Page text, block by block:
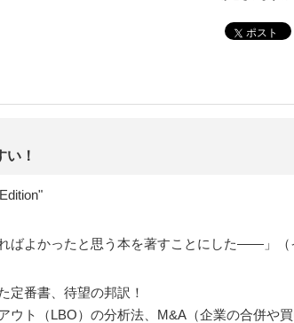
ポスト
！
ばよかったと思う本を著すことにした――」（
定番書、待望の邦訳！
ト（LBO）の分析法、M&A（企業の合併や